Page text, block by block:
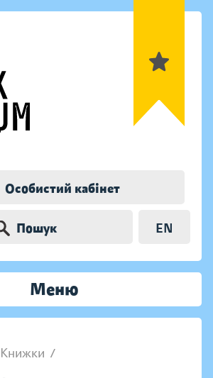
Особистий кабінет
Пошук EN
Меню
Книжки /